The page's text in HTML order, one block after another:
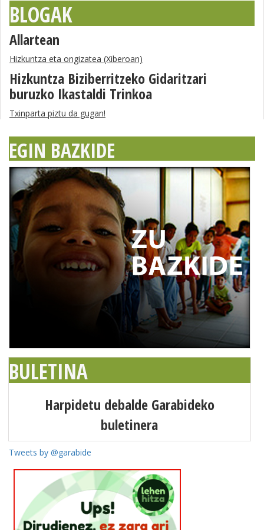
BLOGAK
Allartean
Hizkuntza eta ongizatea (Xiberoan)
Hizkuntza Biziberritzeko Gidaritzari
buruzko Ikastaldi Trinkoa
Txinparta piztu da gugan!
EGIN BAZKIDE
BULETINA
Harpidetu debalde Garabideko
buletinera
Tweets by @garabide